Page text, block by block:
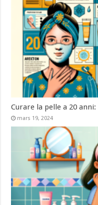
Curare la pelle a 20
mars 19, 2024